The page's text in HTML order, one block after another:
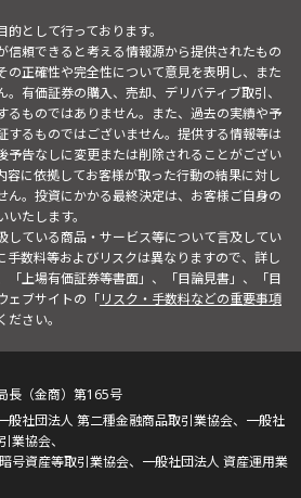
として行っております。
信頼できると考える情報源から提供されたもの
の正確性や完全性について意見を表明し、また
有価証券の購入、売却、デリバティブ取引、
るものではありません。また、過去の実績や予
するものではございません。提供する情報等は
予告なしに変更または削除されることがござい
容に依拠してお客様が取った行動の結果に対し
ん。投資にかかる最終決定は、お客様ご自身の
たします。
している商品・サービス等について言及してい
手数料等およびリスクは異なりますので、詳し
「上場有価証券等書面」、「目論見書」、「目
ェブサイトの「リスク・手数料などの重要事項
ださい。
長（金商）第165号
般社団法人 第二種金融商品取引業協会、一般社
業協会、
号資産等取引業協会、一般社団法人 資産運用業